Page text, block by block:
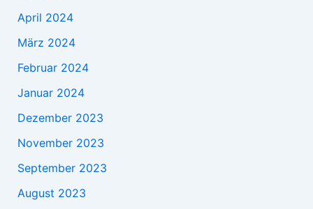
April 2024
März 2024
Februar 2024
Januar 2024
Dezember 2023
November 2023
September 2023
August 2023